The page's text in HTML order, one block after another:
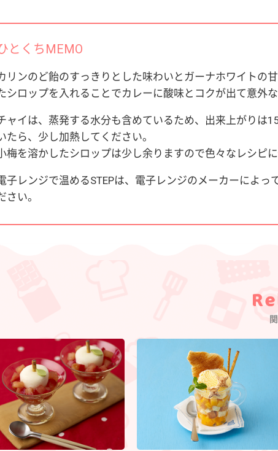
とくちMEMO
リンのど飴のすっきりとした味わいとガーナホワイトの
シロップを入れることでカレーに酸味とコクが出て意外
ャイは、蒸発する水分も含めているため、出来上がりは
たら、少し加熱してください。
梅を溶かしたシロップは少し余りますので色々なレシピ
子レンジで温めるSTEPは、電子レンジのメーカーによ
さい。